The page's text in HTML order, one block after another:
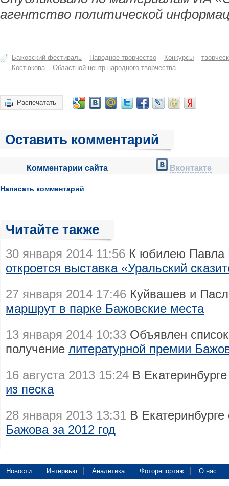
агентство политической
Бажовский фестиваль Народное творчество Конкурсы
Костюкова
Областной центр народного творчества
Распечатать
Оставить комментарий
Комментарии сайта Вконтакте
Написать комментарий
Читайте также
30 января 2014 11:56 К юбилею Павла
откроется выставка «Уральский
27 января 2014 17:46 Куйвашев и
маршрут в парке Бажовские места
13 января 2014 10:33 Объявлен
получение литературной премии
16 августа 2013 15:24 В
из песка
28 января 2013 13:31 В
Бажова за 2012 год
Новости Интервью Аналитика Фоторепортаж О нас